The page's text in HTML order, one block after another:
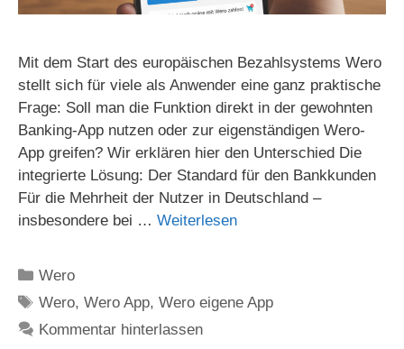
Mit dem Start des europäischen Bezahlsystems Wero
stellt sich für viele als Anwender eine ganz praktische
Frage: Soll man die Funktion direkt in der gewohnten
Banking-App nutzen oder zur eigenständigen Wero-
App greifen? Wir erklären hier den Unterschied Die
integrierte Lösung: Der Standard für den Bankkunden
Für die Mehrheit der Nutzer in Deutschland –
insbesondere bei … Weiterlesen
Kategorien
Wero
Schlagwörter
Wero,Wero App,Wero eigene App
Kommentar hinterlassen